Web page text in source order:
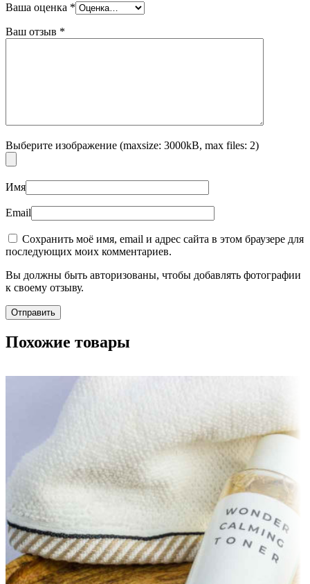
Ваша оценка *
Ваш отзыв *
Выберите изображение (maxsize: 3000kB, max files: 2)
Имя
Email
Сохранить моё имя, email и адрес сайта в этом браузере для
последующих моих комментариев.
Вы должны быть авторизованы, чтобы добавлять фотографии
к своему отзыву.
Похожие товары